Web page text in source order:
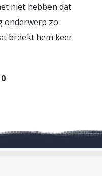
niet hebben dat
onderwerp zo
breekt hem keer
0